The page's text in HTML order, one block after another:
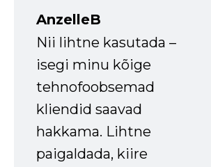
AnzelleB
Nii lihtne kasutada –
isegi minu kõige
tehnofoobsemad
kliendid saavad
hakkama. Lihtne
paigaldada, kiire